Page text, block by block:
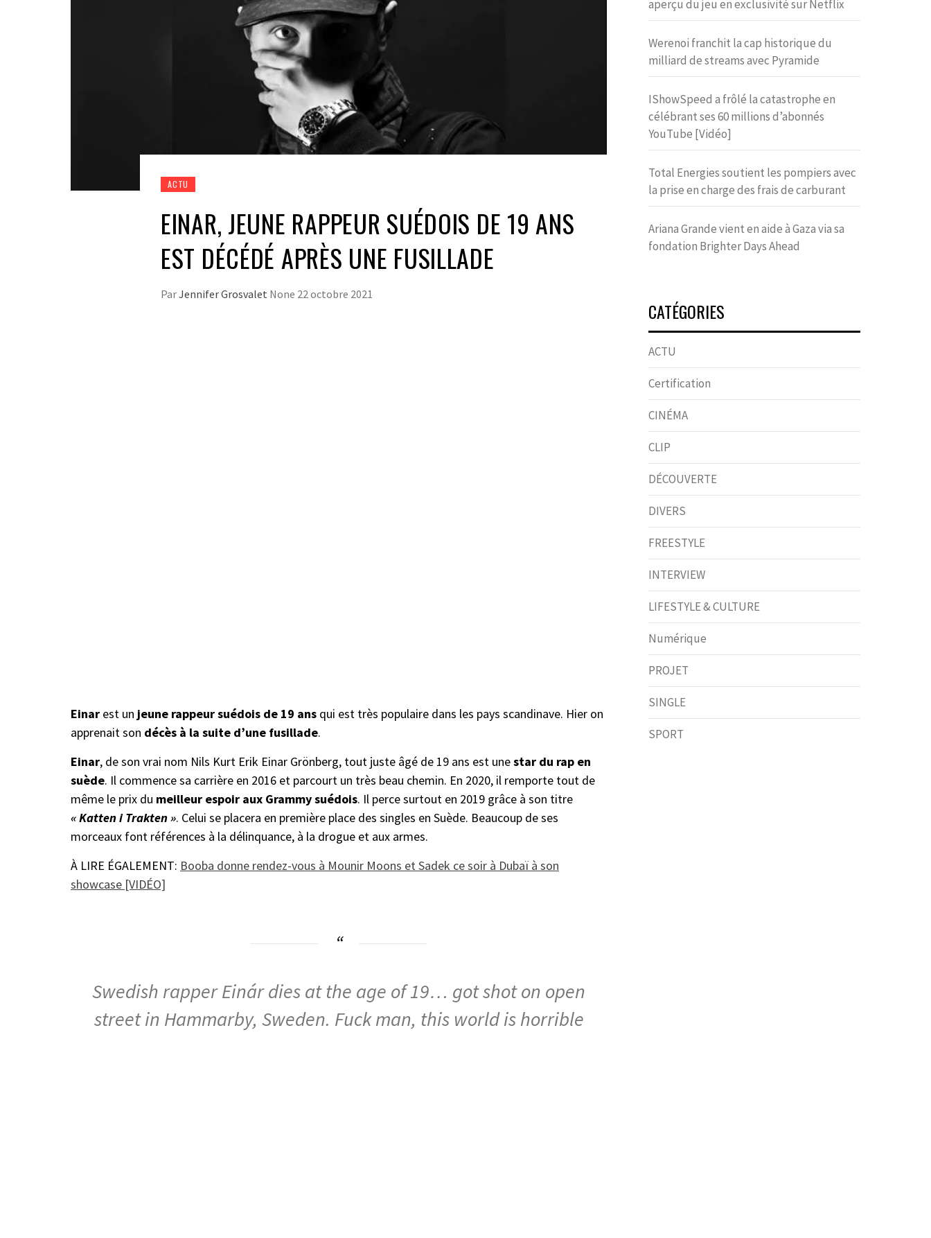
ACTU
EINAR, JEUNE RAPPEUR SUÉDOIS DE 19 ANS
EST DÉCÉDÉ APRÈS UNE FUSILLADE
ParJennifer Grosvalet None 22 octobre 2021
Einar est un jeune rappeur suédois de 19 ans qui est très populaire dans les pays scandinave. Hier on
apprenait son décès à la suite d’une fusillade.
Einar, de son vrai nom Nils Kurt Erik Einar Grönberg, tout juste âgé de 19 ans est unestar du rap en
suède. Il commence sa carrière en 2016 et parcourt un très beau chemin. En 2020, il remporte tout de
même le prix du meilleur espoir aux Grammy suédois. Il perce surtout en 2019 grâce à son titre
« Katten i Trakten ». Celui se placera en première place des singles en Suède. Beaucoup de ses
morceaux font références à la délinquance, à la drogue et aux armes.
À LIRE ÉGALEMENT: Booba donne rendez-vous à Mounir Moons et Sadek ce soir à Dubaï à son
showcase [VIDÉO]
Swedish rapper Einár dies at the age of 19… got shot on open
street in Hammarby, Sweden. Fuck man, this world is horrible
aperçu du jeu en exclusivité sur Netflix
Werenoi franchit la cap historique du
milliard de streams avec Pyramide
IShowSpeed a frôlé la catastrophe en
célébrant ses 60 millions d’abonnés
YouTube [Vidéo]
Total Energies soutient les pompiers avec
la prise en charge des frais de carburant
Ariana Grande vient en aide à Gaza via sa
fondation Brighter Days Ahead
CATÉGORIES
ACTU
Certification
CINÉMA
CLIP
DÉCOUVERTE
DIVERS
FREESTYLE
INTERVIEW
LIFESTYLE & CULTURE
Numérique
PROJET
SINGLE
SPORT